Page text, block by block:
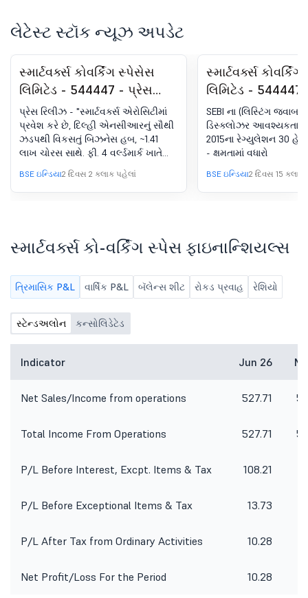
લેટેસ્ટ સ્ટૉક ન્યૂઝ અપડેટ
સ્માર્ટવર્ક્સ કોવર્કિંગ સ્પેસેસ
લિમિટેડ - 544447 - પ્રેસ
રિલીઝ - 'સ્માર્ટવર્ક્સ
એરોસિટીમાં પ્રવેશ કરે છે,
દિલ્હી એનસીઆરનું સૌથી
ઝડપથી વિકસતું બિઝનેસ હબ,
~1.41 લાખ ચોરસ સાથે. ફી. 4
વર્લ્ડમાર્ક ખાતે સંચાલિત ઑફિસ'
પ્રેસ રિલીઝ - "સ્માર્ટવર્ક્સ એરોસિટીમાં
પ્રવેશ કરે છે, દિલ્હી એનસીઆરનું સૌથી
ઝડપથી વિકસતું બિઝનેસ હબ, ~1.41
લાખ ચોરસ સાથે. ફી. 4 વર્લ્ડમાર્ક ખાતે
સંચાલિત ઑફિસ"
BSE ઇન્ડિયા2 દિવસ 2 કલાક પહેલાં
સ્માર્ટવર્ક્સ
લિમિટેડ - 544447
(લિસ્ટિંગ
ડિસ્ક્લોઝર
રેગ્યુલેશન,
30 હેઠળ
વધારો
SEBI ના (લિસ્ટિંગ
ડિસ્ક્લોઝર
2015ના રેગ્યુલેશન 30
- ક્ષમતામાં વધારો
BSE ઇન્ડિયા2 દિવસ 15 કલાક
સ્માર્ટવર્ક્સ કો-વર્કિંગ સ્પેસ ફાઇનાન્શિયલ્સ
ત્રિમાસિક P&L વાર્ષિક P&L બૅલેન્સ શીટ રોકડ પ્રવાહ રેશિયો
સ્ટેન્ડઅલોન કન્સોલિડેટેડ
Indicator Jun 26
Net Sales/Income from operations 527.71
Total Income From Operations 527.71
P/L Before Interest, Excpt. Items & Tax 108.21
P/L Before Exceptional Items & Tax 13.73
P/L After Tax from Ordinary Activities 10.28
Net Profit/Loss For the Period 10.28